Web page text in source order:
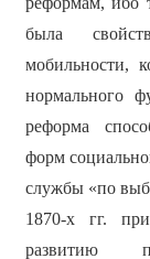
была
мобильности,
нормального
реформа
форм
службы «по
1870-х гг.
развитию